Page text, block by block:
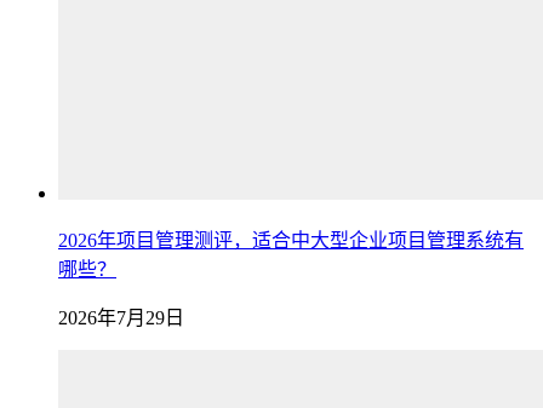
2026年项目管理测评，适合中大型企业项目管理系统有
哪些？
2026年7月29日